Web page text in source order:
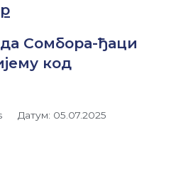
Сомбора-ђаци
код
Датум: 05.07.2025